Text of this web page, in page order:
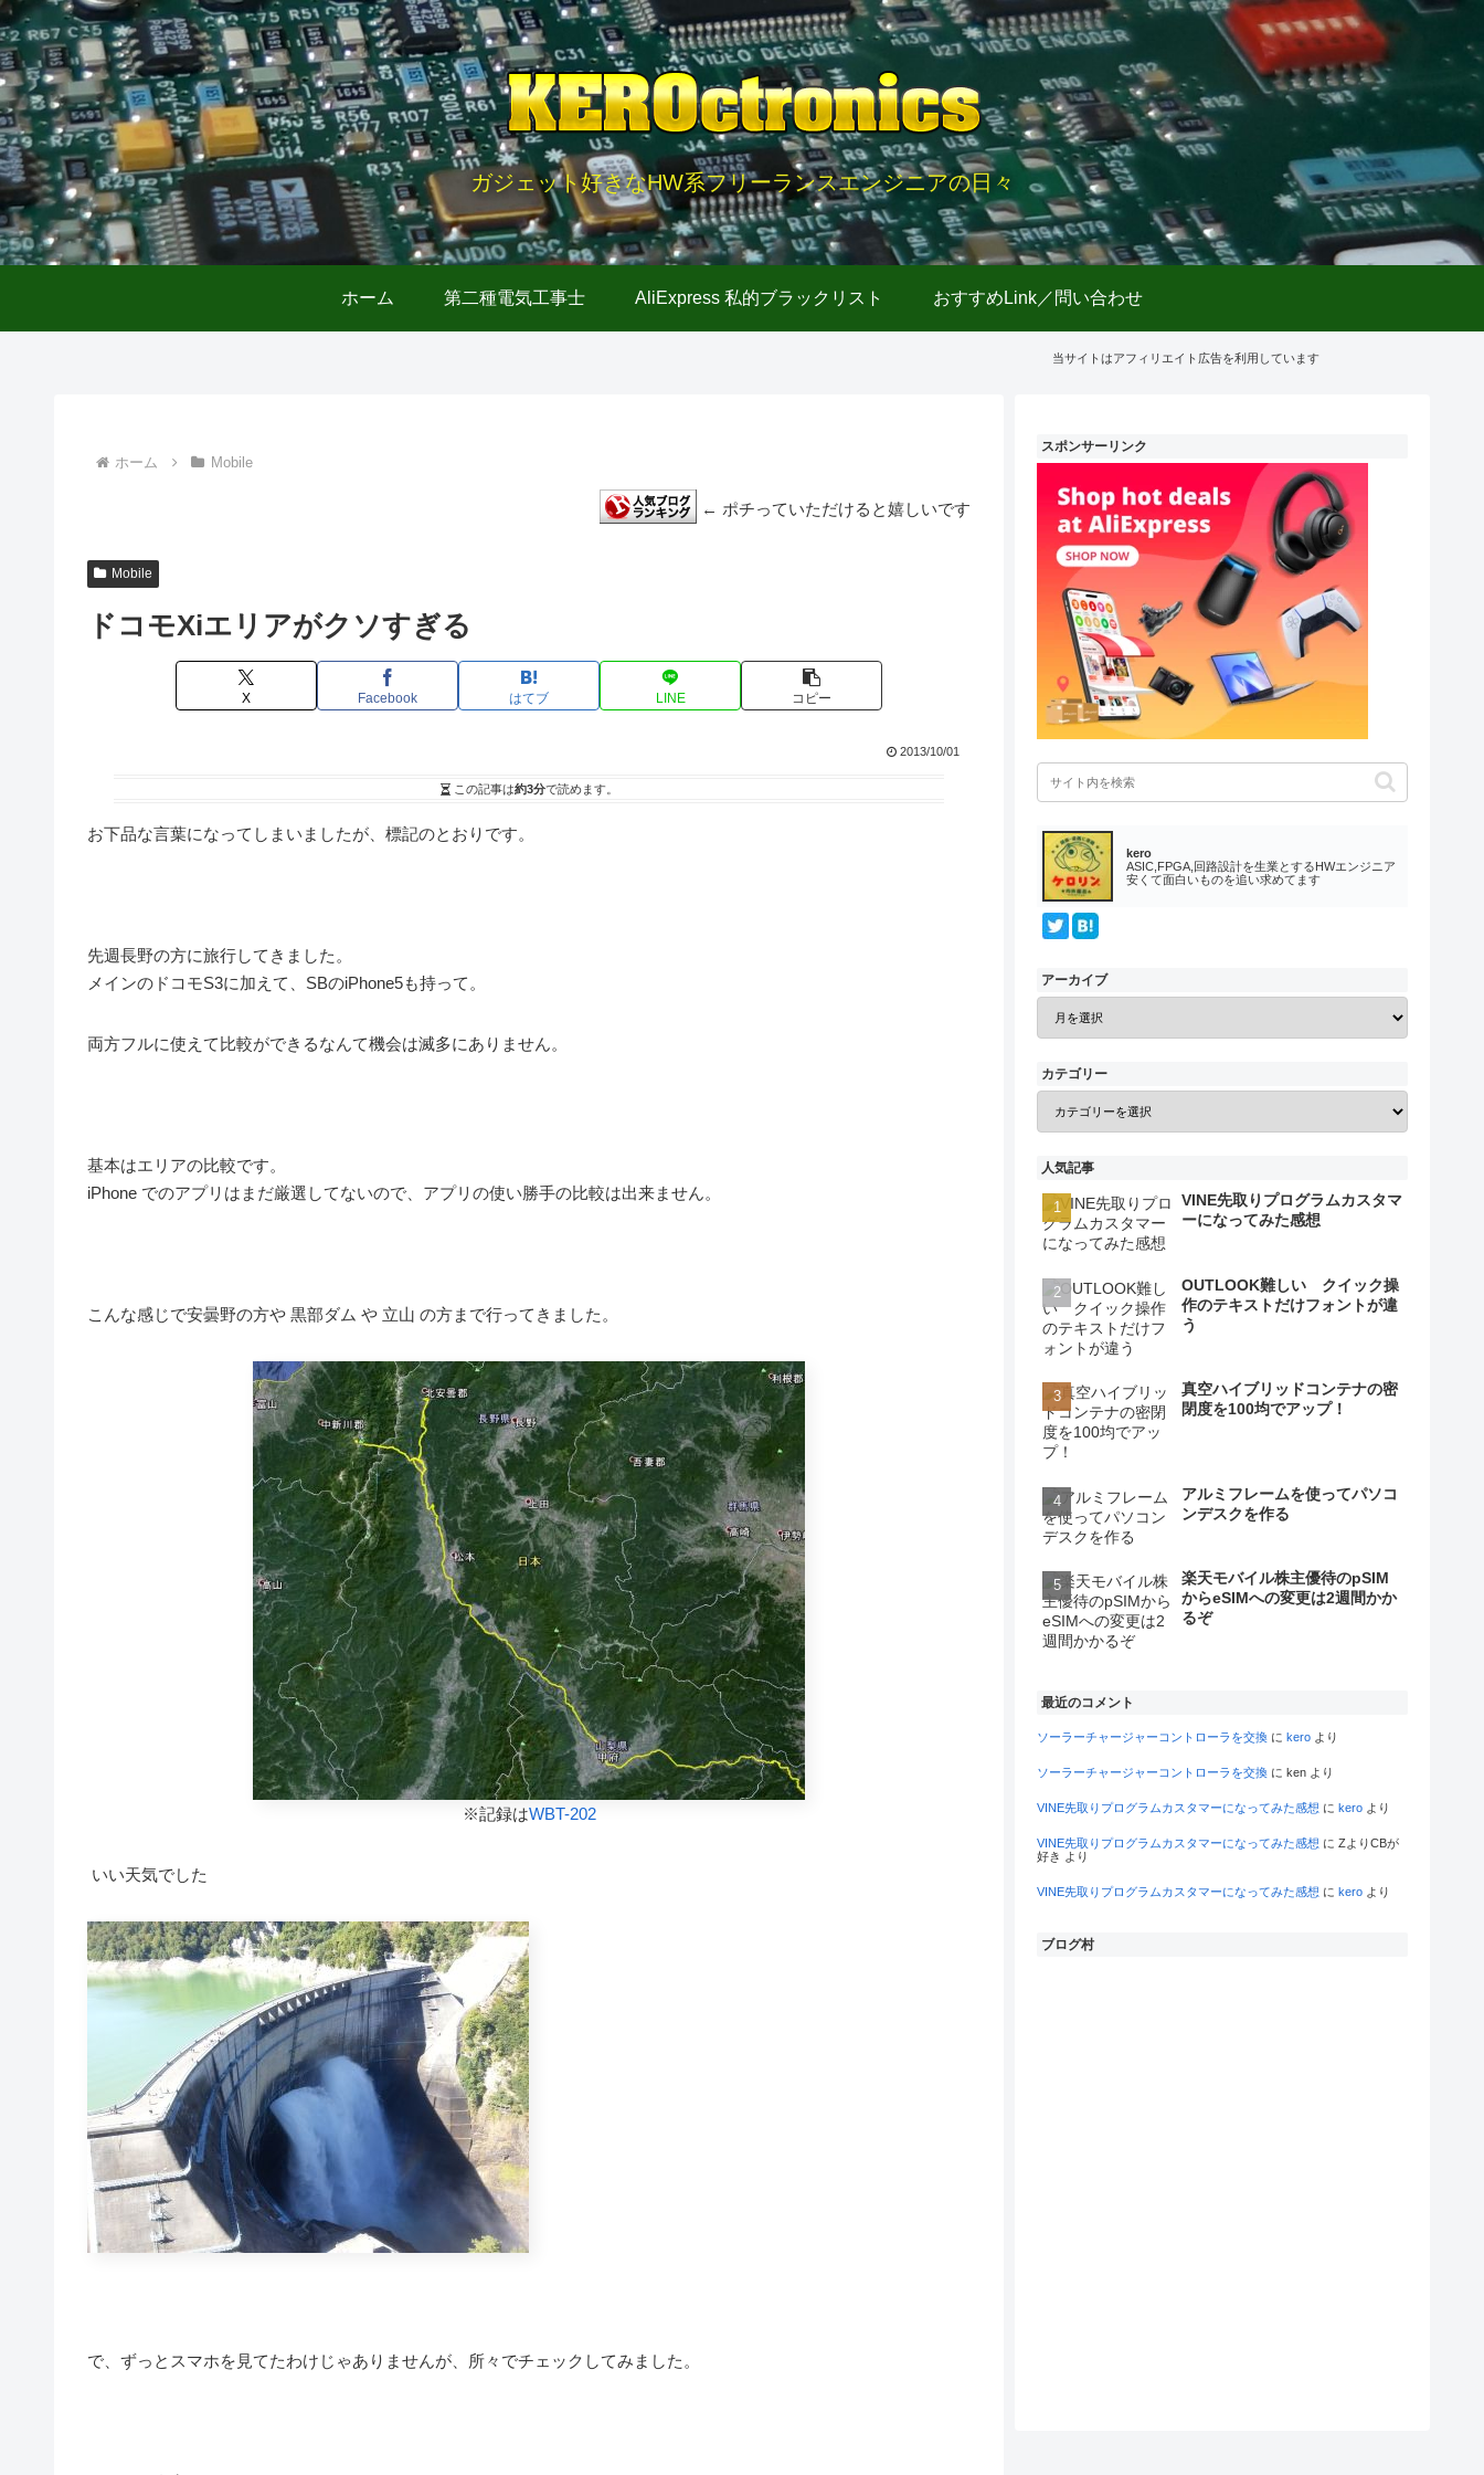
ガジェット好きなHW系フリーランスエンジニアの日々
ホーム 第二種電気工事士 AliExpress 私的ブラックリスト おすすめLink／問い合わせ
当サイトはアフィリエイト広告を利用しています
ホーム Mobile
← ポチっていただけると嬉しいです
Mobile
ドコモXiエリアがクソすぎる
X Facebook はてブ LINE コピー
2013/10/01
この記事は約3分で読めます。
お下品な言葉になってしまいましたが、標記のとおりです。
先週長野の方に旅行してきました。
メインのドコモS3に加えて、SBのiPhone5も持って。
両方フルに使えて比較ができるなんて機会は滅多にありません。
基本はエリアの比較です。
iPhone でのアプリはまだ厳選してないので、アプリの使い勝手の比較は出来ません。
こんな感じで安曇野の方や 黒部ダム や 立山 の方まで行ってきました。
※記録はWBT-202
いい天気でした
で、ずっとスマホを見てたわけじゃありませんが、所々でチェックしてみました。
スポンサーリンク
kero
ASIC,FPGA,回路設計を生業とするHWエンジニア
安くて面白いものを追い求めてます
アーカイブ
カテゴリー
人気記事
VINE先取りプログラムカスタマ
ーになってみた感想
OUTLOOK難しい クイック操
作のテキストだけフォントが違
う
真空ハイブリッドコンテナの密
閉度を100均でアップ！
アルミフレームを使ってパソコ
ンデスクを作る
楽天モバイル株主優待のpSIM
からeSIMへの変更は2週間かか
るぞ
最近のコメント
ソーラーチャージャーコントローラを交換 に kero より
ソーラーチャージャーコントローラを交換 に ken より
VINE先取りプログラムカスタマーになってみた感想 に kero より
VINE先取りプログラムカスタマーになってみた感想 に ZよりCBが
好き より
VINE先取りプログラムカスタマーになってみた感想 に kero より
ブログ村